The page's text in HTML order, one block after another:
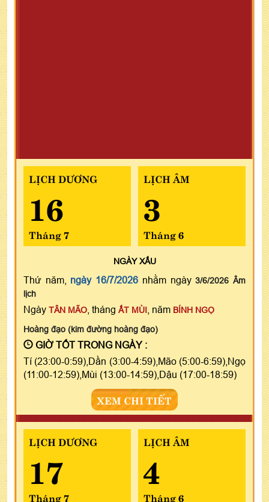
LỊCH DƯƠNG
16
Tháng 7
LỊCH ÂM
3
Tháng 6
NGÀYXẤU
Thứ năm, ngày 16/7/2026 nhằm ngày3/6/2026 Âm
lịch
Ngày TÂN MÃO , tháng ẤT MÙI , năm BÍNH NGỌ
Hoàng đạo (kim đường hoàng đạo)
GIỜ TỐT TRONG NGÀY :
Tí (23:00-0:59),Dần (3:00-4:59),Mão (5:00-6:59),Ngọ
(11:00-12:59),Mùi (13:00-14:59),Dậu (17:00-18:59)
XEM CHI TIẾT
LỊCH DƯƠNG
17
Tháng 7
LỊCH ÂM
4
Tháng 6